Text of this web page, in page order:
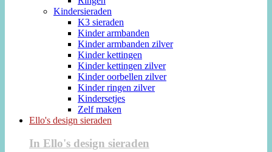
Kindersieraden
K3 sieraden
Kinder armbanden
Kinder armbanden zilver
Kinder kettingen
Kinder kettingen zilver
Kinder oorbellen zilver
Kinder ringen zilver
Kindersetjes
Zelf maken
Ello's design sieraden
In Ello's design sieraden